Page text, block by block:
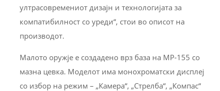
ултрасовремениот дизајн и технологијата за
компатибилност со уреди“, стои во описот на
производот.
Малото оружје е создадено врз база на МР-155 со
мазна цевка. Моделот има монохроматски дисплеј
со избор на режим – „Камера“, „Стрелба“, „Компас“